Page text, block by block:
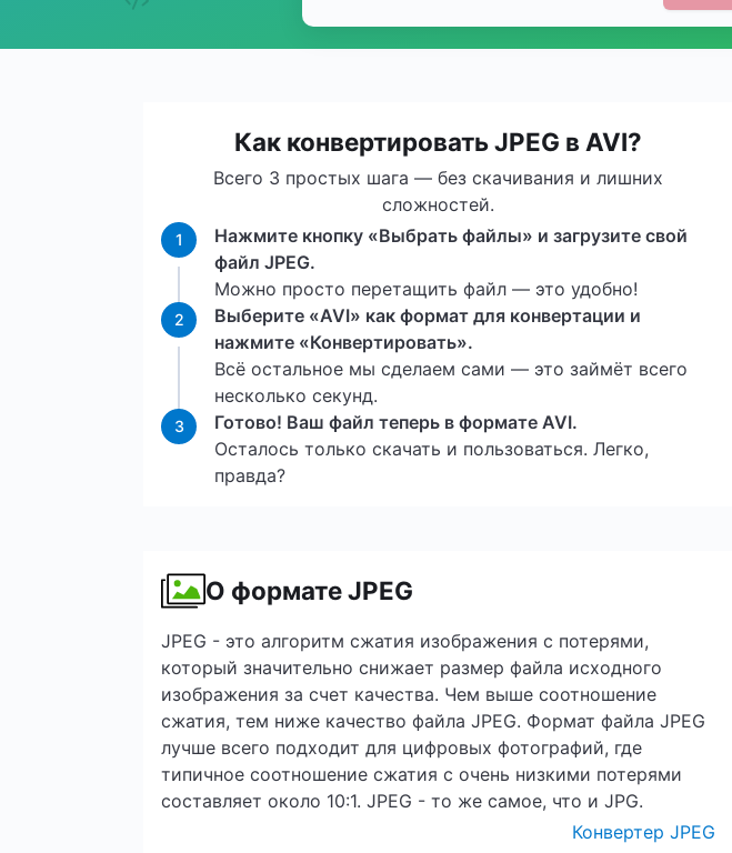
Как конвертировать JPEG в AVI?
Всего 3 простых шага — без скачивания и лишних
сложностей.
1
Нажмите кнопку «Выбрать файлы» и загрузите свой
файл JPEG.
Можно просто перетащить файл — это удобно!
2
Выберите «AVI» как формат для конвертации и
нажмите «Конвертировать».
Всё остальное мы сделаем сами — это займёт всего
несколько секунд.
3
Готово! Ваш файл теперь в формате AVI.
Осталось только скачать и пользоваться. Легко,
правда?
О формате JPEG
JPEG - это алгоритм сжатия изображения с потерями,
который значительно снижает размер файла исходного
изображения за счет качества. Чем выше соотношение
сжатия, тем ниже качество файла JPEG. Формат файла JPEG
лучше всего подходит для цифровых фотографий, где
типичное соотношение сжатия с очень низкими потерями
составляет около 10:1. JPEG - то же самое, что и JPG.
Конвертер JPEG